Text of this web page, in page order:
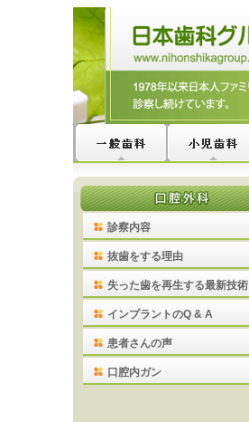
診察内容
抜歯をする理由
失った歯を再生する最新技術
インプラントのQ & A
患者さんの声
口腔内ガン